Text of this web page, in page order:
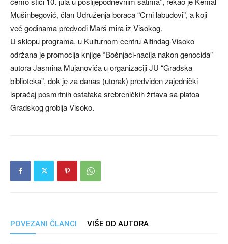
Mušinbegović, član Udruženja boraca “Crni labudovi”, a koji
već godinama predvodi Marš mira iz Visokog.
U sklopu programa, u Kulturnom centru Altindag-Visoko
održana je promocija knjige “Bošnjaci-nacija nakon genocida”
autora Jasmina Mujanovića u organizaciji JU “Gradska
biblioteka”, dok je za danas (utorak) predviđen zajednički
ispraćaj posmrtnih ostataka srebreničkih žrtava sa platoa
Gradskog groblja Visoko.
POVEZANI ČLANCI VIŠE OD AUTORA